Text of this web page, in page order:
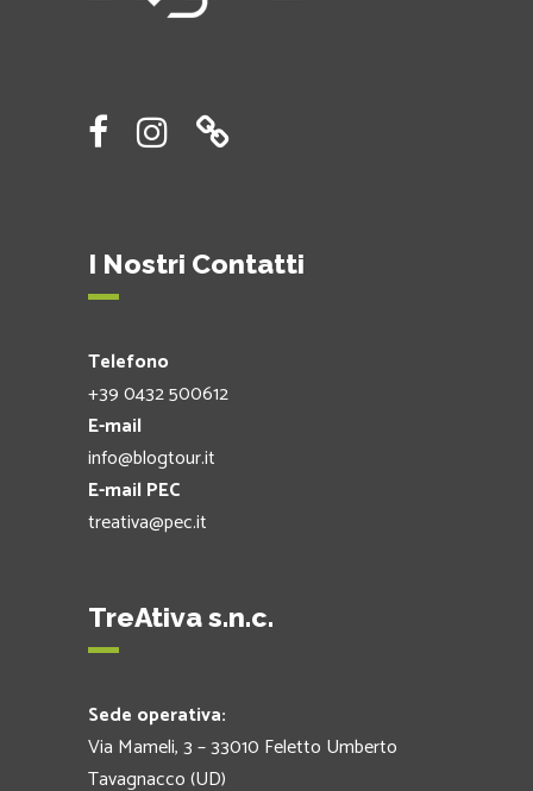
I Nostri Contatti
Telefono
+39 0432 500612
E-mail
info@blogtour.it
E-mail PEC
treativa@pec.it
TreAtiva s.n.c.
Sede operativa:
Via Mameli, 3 – 33010 Feletto Umberto
Tavagnacco (UD)